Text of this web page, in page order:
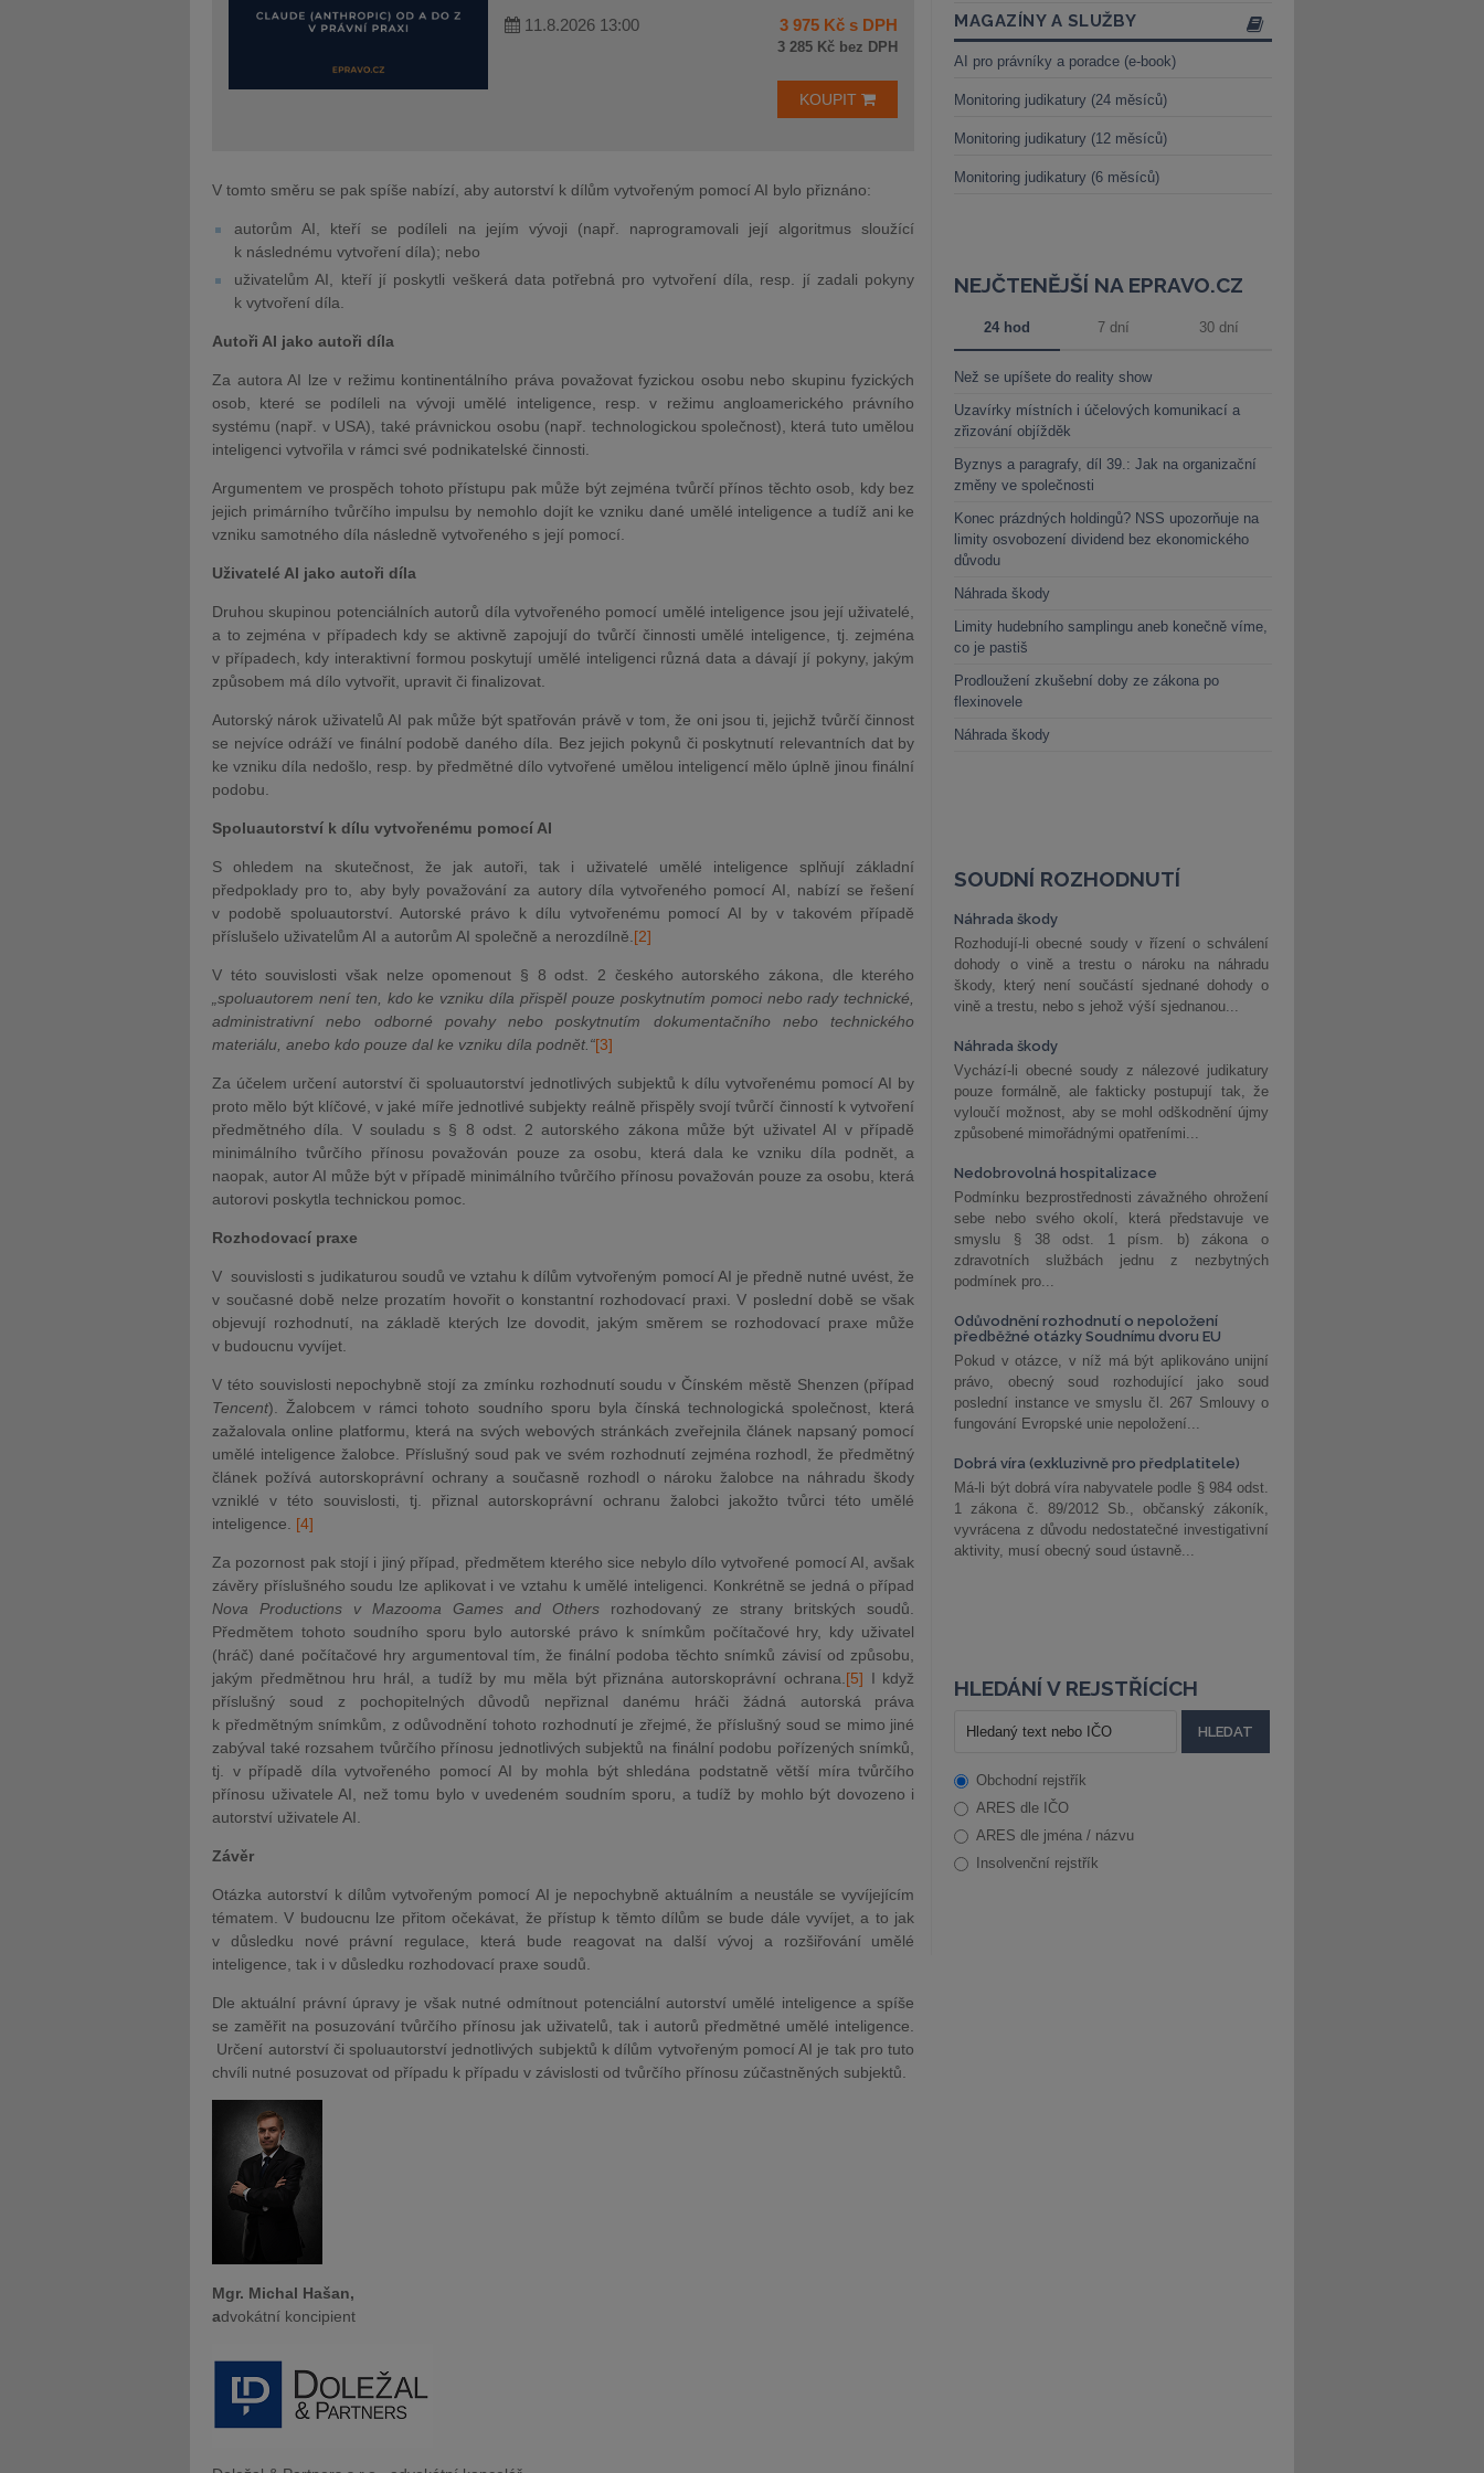
11.8.2026 13:00 3 975 Kč s DPH
3 285 Kč bez DPH
KOUPIT
V tomto směru se pak spíše nabízí, aby autorství k dílům vytvořeným pomocí AI bylo přiznáno:
autorům AI, kteří se podíleli na jejím vývoji (např. naprogramovali její algoritmus sloužící
k následnému vytvoření díla); nebo
uživatelům AI, kteří jí poskytli veškerá data potřebná pro vytvoření díla, resp. jí zadali pokyny
k vytvoření díla.
Autoři AI jako autoři díla
Za autora AI lze v režimu kontinentálního práva považovat fyzickou osobu nebo skupinu fyzických
osob, které se podíleli na vývoji umělé inteligence, resp. v režimu angloamerického právního
systému (např. v USA), také právnickou osobu (např. technologickou společnost), která tuto umělou
inteligenci vytvořila v rámci své podnikatelské činnosti.
Argumentem ve prospěch tohoto přístupu pak může být zejména tvůrčí přínos těchto osob, kdy bez
jejich primárního tvůrčího impulsu by nemohlo dojít ke vzniku dané umělé inteligence a tudíž ani ke
vzniku samotného díla následně vytvořeného s její pomocí.
Uživatelé AI jako autoři díla
Druhou skupinou potenciálních autorů díla vytvořeného pomocí umělé inteligence jsou její uživatelé,
a to zejména v případech kdy se aktivně zapojují do tvůrčí činnosti umělé inteligence, tj. zejména
v případech, kdy interaktivní formou poskytují umělé inteligenci různá data a dávají jí pokyny, jakým
způsobem má dílo vytvořit, upravit či finalizovat.
Autorský nárok uživatelů AI pak může být spatřován právě v tom, že oni jsou ti, jejichž tvůrčí činnost
se nejvíce odráží ve finální podobě daného díla. Bez jejich pokynů či poskytnutí relevantních dat by
ke vzniku díla nedošlo, resp. by předmětné dílo vytvořené umělou inteligencí mělo úplně jinou finální
podobu.
Spoluautorství k dílu vytvořenému pomocí AI
S ohledem na skutečnost, že jak autoři, tak i uživatelé umělé inteligence splňují základní
předpoklady pro to, aby byly považování za autory díla vytvořeného pomocí AI, nabízí se řešení
v podobě spoluautorství. Autorské právo k dílu vytvořenému pomocí AI by v takovém případě
příslušelo uživatelům AI a autorům AI společně a nerozdílně. [2]
V této souvislosti však nelze opomenout § 8 odst. 2 českého autorského zákona, dle kterého
„spoluautorem není ten, kdo ke vzniku díla přispěl pouze poskytnutím pomoci nebo rady technické,
administrativní nebo odborné povahy nebo poskytnutím dokumentačního nebo technického
materiálu, anebo kdo pouze dal ke vzniku díla podnět.“[3]
Za účelem určení autorství či spoluautorství jednotlivých subjektů k dílu vytvořenému pomocí AI by
proto mělo být klíčové, v jaké míře jednotlivé subjekty reálně přispěly svojí tvůrčí činností k vytvoření
předmětného díla. V souladu s § 8 odst. 2 autorského zákona může být uživatel AI v případě
minimálního tvůrčího přínosu považován pouze za osobu, která dala ke vzniku díla podnět, a
naopak, autor AI může být v případě minimálního tvůrčího přínosu považován pouze za osobu, která
autorovi poskytla technickou pomoc.
Rozhodovací praxe
V souvislosti s judikaturou soudů ve vztahu k dílům vytvořeným pomocí AI je předně nutné uvést, že
v současné době nelze prozatím hovořit o konstantní rozhodovací praxi. V poslední době se však
objevují rozhodnutí, na základě kterých lze dovodit, jakým směrem se rozhodovací praxe může
v budoucnu vyvíjet.
V této souvislosti nepochybně stojí za zmínku rozhodnutí soudu v Čínském městě Shenzen (případ
Tencent). Žalobcem v rámci tohoto soudního sporu byla čínská technologická společnost, která
zažalovala online platformu, která na svých webových stránkách zveřejnila článek napsaný pomocí
umělé inteligence žalobce. Příslušný soud pak ve svém rozhodnutí zejména rozhodl, že předmětný
článek požívá autorskoprávní ochrany a současně rozhodl o nároku žalobce na náhradu škody
vzniklé v této souvislosti, tj. přiznal autorskoprávní ochranu žalobci jakožto tvůrci této umělé
inteligence. [4]
Za pozornost pak stojí i jiný případ, předmětem kterého sice nebylo dílo vytvořené pomocí AI, avšak
závěry příslušného soudu lze aplikovat i ve vztahu k umělé inteligenci. Konkrétně se jedná o případ
Nova Productions v Mazooma Games and Others rozhodovaný ze strany britských soudů.
Předmětem tohoto soudního sporu bylo autorské právo k snímkům počítačové hry, kdy uživatel
(hráč) dané počítačové hry argumentoval tím, že finální podoba těchto snímků závisí od způsobu,
jakým předmětnou hru hrál, a tudíž by mu měla být přiznána autorskoprávní ochrana. [5] I když
příslušný soud z pochopitelných důvodů nepřiznal danému hráči žádná autorská práva
k předmětným snímkům, z odůvodnění tohoto rozhodnutí je zřejmé, že příslušný soud se mimo jiné
zabýval také rozsahem tvůrčího přínosu jednotlivých subjektů na finální podobu pořízených snímků,
tj. v případě díla vytvořeného pomocí AI by mohla být shledána podstatně větší míra tvůrčího
přínosu uživatele AI, než tomu bylo v uvedeném soudním sporu, a tudíž by mohlo být dovozeno i
autorství uživatele AI.
Závěr
Otázka autorství k dílům vytvořeným pomocí AI je nepochybně aktuálním a neustále se vyvíjejícím
tématem. V budoucnu lze přitom očekávat, že přístup k těmto dílům se bude dále vyvíjet, a to jak
v důsledku nové právní regulace, která bude reagovat na další vývoj a rozšiřování umělé
inteligence, tak i v důsledku rozhodovací praxe soudů.
Dle aktuální právní úpravy je však nutné odmítnout potenciální autorství umělé inteligence a spíše
se zaměřit na posuzování tvůrčího přínosu jak uživatelů, tak i autorů předmětné umělé inteligence.
Určení autorství či spoluautorství jednotlivých subjektů k dílům vytvořeným pomocí AI je tak pro tuto
chvíli nutné posuzovat od případu k případu v závislosti od tvůrčího přínosu zúčastněných subjektů.
Mgr. Michal Hašan,
advokátní koncipient
MAGAZÍNY A SLUŽBY
AI pro právníky a poradce (e-book)
Monitoring judikatury (24 měsíců)
Monitoring judikatury (12 měsíců)
Monitoring judikatury (6 měsíců)
NEJČTENĚJŠÍ NA EPRAVO.CZ
24 hod 7 dní 30 dní
Než se upíšete do reality show
Uzavírky místních i účelových komunikací a
zřizování objížděk
Byznys a paragrafy, díl 39.: Jak na organizační
změny ve společnosti
Konec prázdných holdingů? NSS upozorňuje na
limity osvobození dividend bez ekonomického
důvodu
Náhrada škody
Limity hudebního samplingu aneb konečně víme,
co je pastiš
Prodloužení zkušební doby ze zákona po
flexinovele
Náhrada škody
SOUDNÍ ROZHODNUTÍ
Náhrada škody
Rozhodují-li obecné soudy v řízení o schválení
dohody o vině a trestu o nároku na náhradu
škody, který není součástí sjednané dohody o
vině a trestu, nebo s jehož výší sjednanou...
Náhrada škody
Vychází-li obecné soudy z nálezové judikatury
pouze formálně, ale fakticky postupují tak, že
vyloučí možnost, aby se mohl odškodnění újmy
způsobené mimořádnými opatřeními...
Nedobrovolná hospitalizace
Podmínku bezprostřednosti závažného ohrožení
sebe nebo svého okolí, která představuje ve
smyslu § 38 odst. 1 písm. b) zákona o
zdravotních službách jednu z nezbytných
podmínek pro...
Odůvodnění rozhodnutí o nepoložení
předběžné otázky Soudnímu dvoru EU
Pokud v otázce, v níž má být aplikováno unijní
právo, obecný soud rozhodující jako soud
poslední instance ve smyslu čl. 267 Smlouvy o
fungování Evropské unie nepoložení...
Dobrá víra (exkluzivně pro předplatitele)
Má-li být dobrá víra nabyvatele podle § 984 odst.
1 zákona č. 89/2012 Sb., občanský zákoník,
vyvrácena z důvodu nedostatečné investigativní
aktivity, musí obecný soud ústavně...
HLEDÁNÍ V REJSTŘÍCÍCH
Obchodní rejstřík
ARES dle IČO
ARES dle jména / názvu
Insolvenční rejstřík